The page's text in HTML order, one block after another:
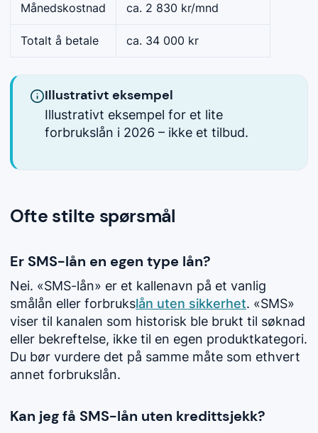
Månedskostnad ca. 2 830 kr/mnd
Totalt å betale ca. 34 000 kr
Illustrativt eksempel
Illustrativt eksempel for et lite
forbrukslån i 2026 – ikke et tilbud.
Ofte stilte spørsmål
Er SMS-lån en egen type lån?
Nei. «SMS-lån» er et kallenavn på et vanlig
smålån eller forbrukslån uten sikkerhet. «SMS»
viser til kanalen som historisk ble brukt til søknad
eller bekreftelse, ikke til en egen produktkategori.
Du bør vurdere det på samme måte som ethvert
annet forbrukslån.
Kan jeg få SMS-lån uten kredittsjekk?